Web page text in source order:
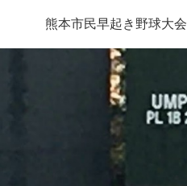
熊本市民早起き野球大会